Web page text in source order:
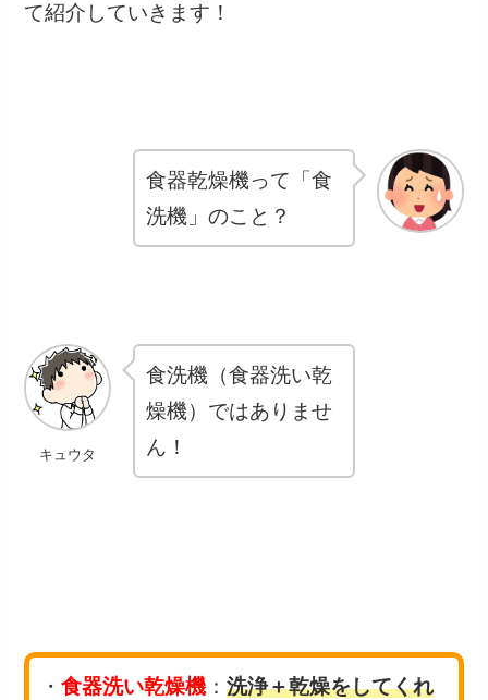
て紹介していきます！
食器乾燥機って「食
洗機」のこと？
キュウタ
食洗機（食器洗い乾
燥機）ではありませ
ん！
・食器洗い乾燥機 ：洗浄＋乾燥をしてくれ